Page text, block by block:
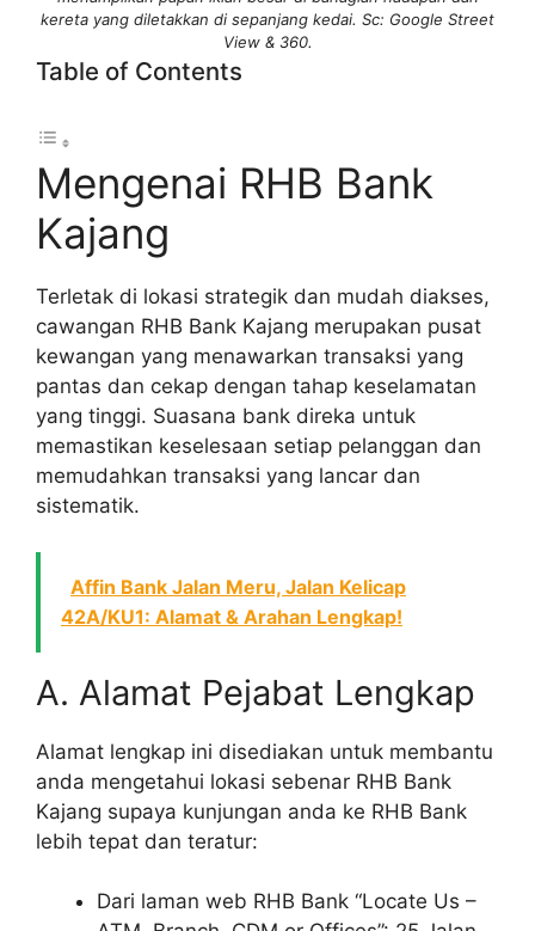
kereta yang diletakkan di sepanjang kedai. Sc: Google Street
View & 360.
Table of Contents
Mengenai RHB Bank
Kajang
Terletak di lokasi strategik dan mudah diakses,
cawangan RHB Bank Kajang merupakan pusat
kewangan yang menawarkan transaksi yang
pantas dan cekap dengan tahap keselamatan
yang tinggi. Suasana bank direka untuk
memastikan keselesaan setiap pelanggan dan
memudahkan transaksi yang lancar dan
sistematik.
Affin Bank Jalan Meru, Jalan Kelicap
42A/KU1: Alamat & Arahan Lengkap!
A. Alamat Pejabat Lengkap
Alamat lengkap ini disediakan untuk membantu
anda mengetahui lokasi sebenar RHB Bank
Kajang supaya kunjungan anda ke RHB Bank
lebih tepat dan teratur:
Dari laman web RHB Bank “Locate Us –